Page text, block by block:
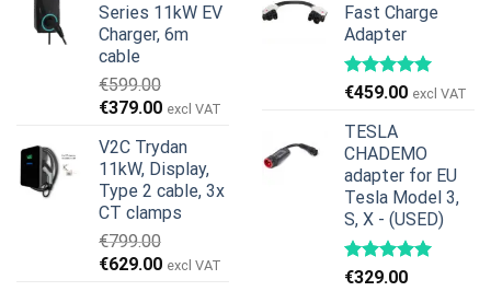
Series 11kW EV
Charger, 6m
cable
€599.00
Ursprünglicher
war:
€599.00
€379.00Aktueller
ist:
€379.00.
excl VAT
V2C Trydan
11kW, Display,
Type 2 cable, 3x
CT clamps
€799.00
Ursprünglicher
€629.00Aktueller
excl VAT
Fast Charge
Adapter
€459.00 excl VAT
TESLA
CHADEMO
adapter for EU
Tesla Model 3,
S, X - (USED)
€329.00